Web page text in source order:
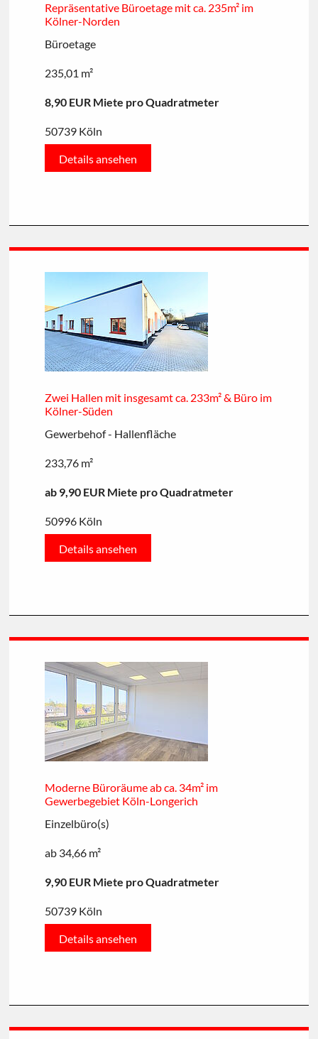
Repräsentative Büroetage mit ca. 235m² im
Kölner-Norden
Büroetage
235,01 m²
8,90 EUR Miete pro Quadratmeter
50739 Köln
Details ansehen
Zwei Hallen mit insgesamt ca. 233m² & Büro im
Kölner-Süden
Gewerbehof - Hallenfläche
233,76 m²
ab 9,90 EUR Miete pro Quadratmeter
50996 Köln
Details ansehen
Moderne Büroräume ab ca. 34m² im
Gewerbegebiet Köln-Longerich
Einzelbüro(s)
ab 34,66 m²
9,90 EUR Miete pro Quadratmeter
50739 Köln
Details ansehen